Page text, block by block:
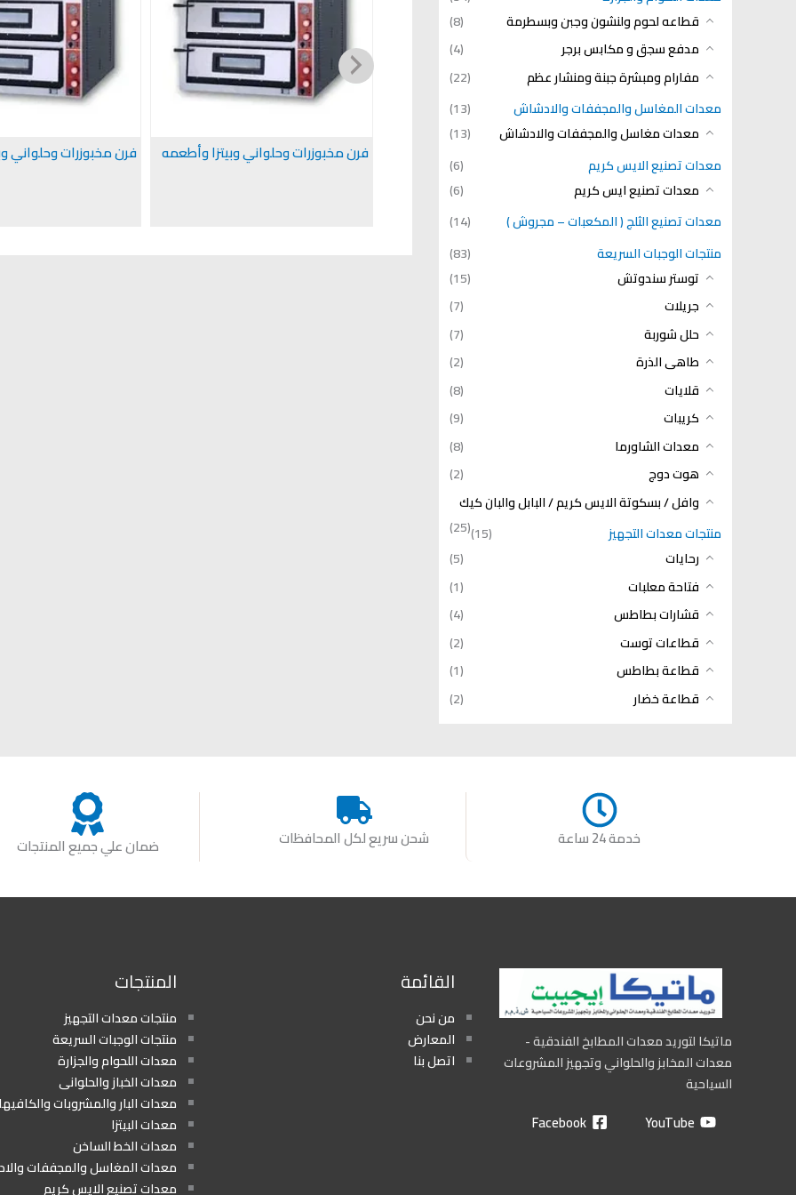
قطاعه لحوم ولنشون وجبن وبسطرمة
(8)
مدفع سجق و مكابس برجر
(4)
مفارام ومبشرة جبنة ومنشار عظم
(22)
معدات المغاسل والمجففات والادشاش
(13)
معدات مغاسل والمجففات والادشاش
(13)
معدات تصنيع الايس كريم
(6)
معدات تصنيع ايس كريم
(6)
معدات تصنيع الثلج ( المكعبات – مجروش )
(14)
منتجات الوجبات السريعة
(83)
توستر سندوتش
(15)
جريلات
(7)
حلل شوربة
(7)
طاهى الذرة
(2)
قلايات
(8)
كريبات
(9)
معدات الشاورما
(8)
هوت دوج
(2)
وافل / بسكوتة الايس كريم / البابل والبان كيك
(25)
منتجات معدات التجهيز
(15)
رحايات
(5)
فتاحة معلبات
(1)
قشارات بطاطس
(4)
قطاعات توست
(2)
قطاعة بطاطس
(1)
قطاعة خضار
(2)
فرن مخبوزرات وحلواني فرن مخبوزرات وحلواني وبيتزا وأطعمه
خدمة 24 ساعة شحن سريع لكل المحافظات ضمان علي جميع المنتجات
ماتيكا لتوريد معدات المطابخ الفندقية -
معدات المخابز والحلواني وتجهيز المشروعات
السياحية
YouTube
Facebook
القائمة
من نحن
المعارض
اتصل بنا
المنتجات
منتجات معدات التجهيز
منتجات الوجبات السريعة
معدات اللحوام والجزارة
معدات الخباز والحلوانى
معدات البار والمشروبات
معدات البيتزا
معدات الخط الساخن
معدات المغاسل والمجففات
معدات تصنيع الايس كريم